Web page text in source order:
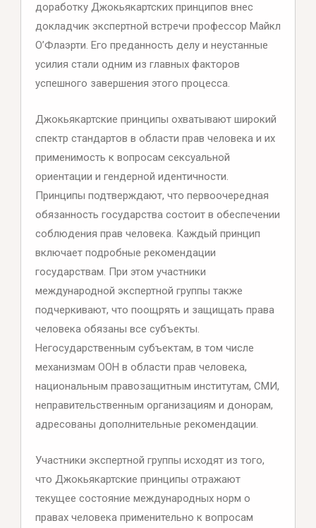
доработку Джокьякартских принципов внес
докладчик экспертной встречи профессор Майкл
О’Флаэрти. Его преданность делу и неустанные
усилия стали одним из главных факторов
успешного завершения этого процесса.
Джокьякартские принципы охватывают широкий
спектр стандартов в области прав человека и их
применимость к вопросам сексуальной
ориентации и гендерной идентичности.
Принципы подтверждают, что первоочередная
обязанность государства состоит в обеспечении
соблюдения прав человека. Каждый принцип
включает подробные рекомендации
государствам. При этом участники
международной экспертной группы также
подчеркивают, что поощрять и защищать права
человека обязаны все субъекты.
Негосударственным субъектам, в том числе
механизмам ООН в области прав человека,
национальным правозащитным институтам, СМИ,
неправительственным организациям и донорам,
адресованы дополнительные рекомендации.
Участники экспертной группы исходят из того,
что Джокьякартские принципы отражают
текущее состояние международных норм о
правах человека применительно к вопросам